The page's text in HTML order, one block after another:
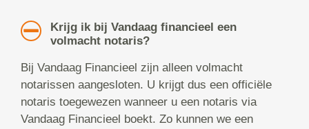
Krijg ik bij Vandaag financieel een
volmacht notaris?
Bij Vandaag Financieel zijn alleen volmacht
notarissen aangesloten. U krijgt dus een officiële
notaris toegewezen wanneer u een notaris via
Vandaag Financieel boekt. Zo kunnen we een